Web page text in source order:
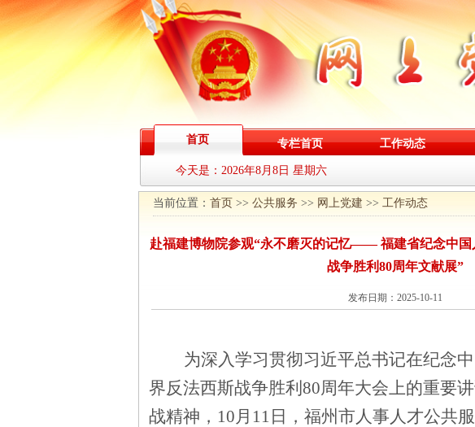
首页 专栏首页 工作动态
今天是： 2026年8月8日 星期六
当前位置： 首页 >> 公共服务 >> 网上党建 >> 工作动态
赴福建博物院参观“永不磨灭的记忆—— 福建省纪念中国
战争胜利80周年文献展”
发布日期：2025-10-11
为深入学习贯彻习近平总书记在纪念
界反法西斯战争胜利 80周年大会上的重要
战精神， 10月 11 日， 福州市人事人才公共